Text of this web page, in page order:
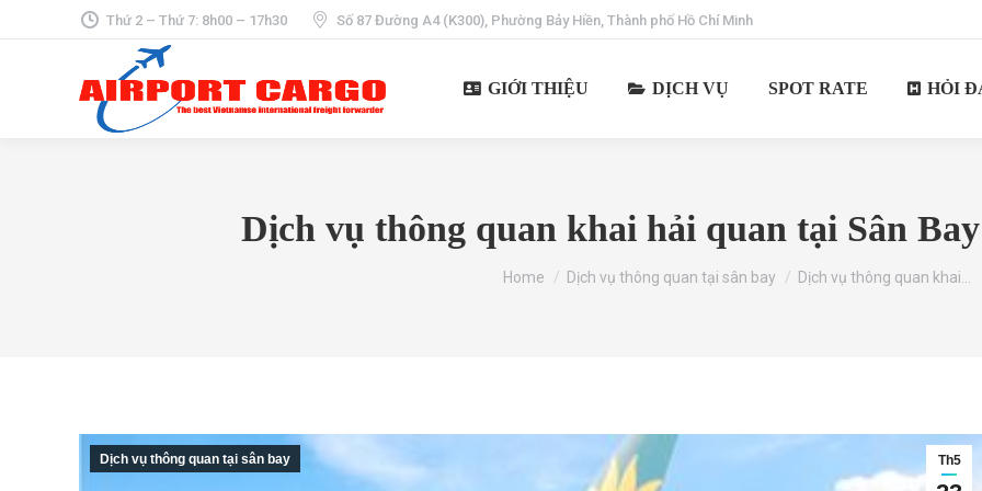
Thứ 2 – Thứ 7: 8h00 – 17h30 Số 87 Đường A4 (K300), Phường Bảy Hiền, Thành phố Hồ Chí Minh
GIỚI THIỆU DỊCH VỤ SPOT RATE HỎI
Dịch vụ thông quan khai hải quan tại Sân
You are here:
Home Dịch vụ thông quan tại sân bay Dịch vụ thông quan khai…
Th5
Dịch vụ thông quan tại sân bay